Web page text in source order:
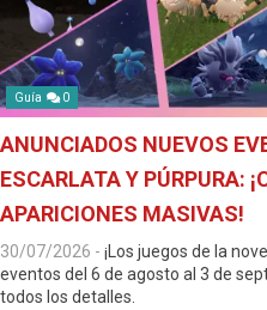
Guía 0
ANUNCIADOS NUEVOS
ESCARLATA Y PÚRPURA:
APARICIONES MASIVAS!
30/07/2026 - ¡Los juegos de la
eventos del 6 de agosto al 3 de
todos los detalles.